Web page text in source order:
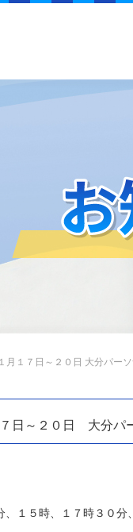
月１７日～２０日 大分パー
日～２０日 大分パ
、１５時、１７時３０分